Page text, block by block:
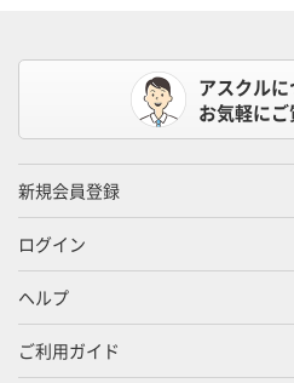
アスクル
お気軽にご
新規会員登録
ログイン
ヘルプ
ご利用ガイド